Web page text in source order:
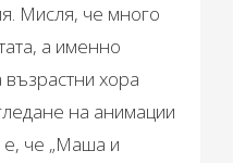
Мисля, че много
а именно
възрастни хора
на анимации
е, че „Маша и